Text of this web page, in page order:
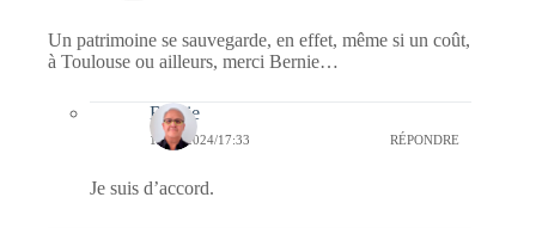
Un patrimoine se sauvegarde, en effet, même si un coût,
à Toulouse ou ailleurs, merci Bernie…
Bernie
19/09/2024/17:33 RÉPONDRE
Je suis d’accord.